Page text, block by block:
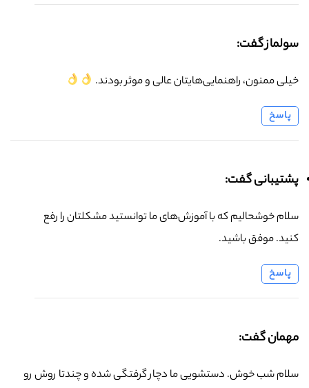
سولماز گفت:
خیلی ممنون، راهنمایی‌هایتان عالی و موثر بودند.
پاسخ
پشتیبانی گفت:
سلام خوشحالیم که با آموزش‌های ما توانستید مشکلتان را رفع
کنید. موفق باشید.
پاسخ
مهمان گفت:
سلام شب خوش. دستشویی ما دچار گرفتگی شده و چندتا روش رو